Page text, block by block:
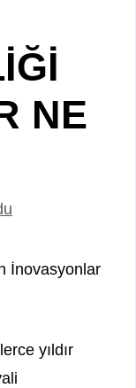
NE
İnovasyonlar
yıldır